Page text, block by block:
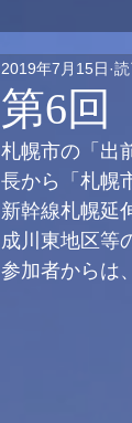
第6回
2019年7月15日
札幌市の「出
長から「札幌
新幹線札幌延
成川東地区等
参加者からは